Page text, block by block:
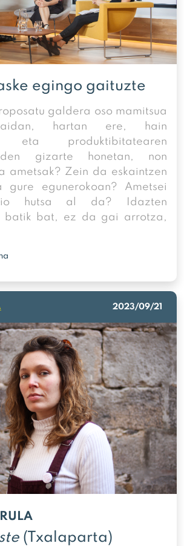
egingo gaituzte
galdera oso mamitsua
hartan ere, hain
eta produktibitatearen
gizarte honetan, non
ametsak? Zein da eskaintzen
gure egunerokoan? Ametsei
hutsa al da? Idazten
batik bat, ez da gai arrotza,
2023/09/21
(Txalaparta)